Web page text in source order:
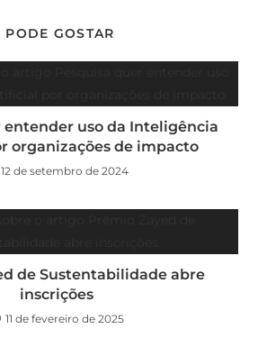
entender uso da Inteligência
organizações de impacto
12 de setembro de 2024
de Sustentabilidade abre
inscrições
11 de fevereiro de 2025